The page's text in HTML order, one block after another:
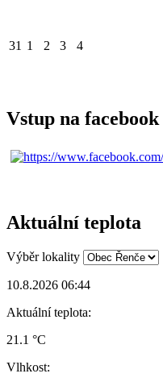
31 1 2 3 4
Vstup na facebook
Aktuální teplota
Výběr lokality
10.8.2026 06:44
Aktuální teplota:
21.1 °C
Vlhkost: